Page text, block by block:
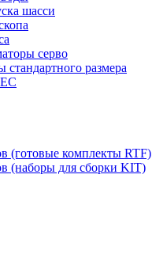
шасси
серво
размера
(готовые комплекты RTF)
(наборы для сборки KIT)